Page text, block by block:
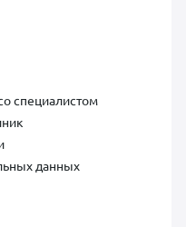
специалистом
данных